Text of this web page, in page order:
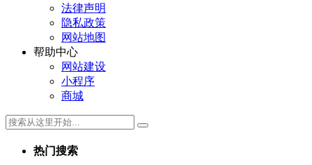
法律声明
隐私政策
网站地图
帮助中心
网站建设
小程序
商城
热门搜索